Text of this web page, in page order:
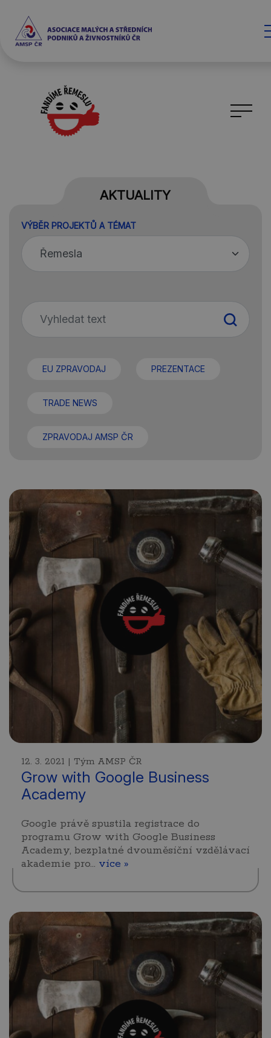
AKTUALITY
VÝBĚR PROJEKTŮ A TÉMAT
EU ZPRAVODAJ PREZENTACE
TRADE NEWS
ZPRAVODAJ AMSP ČR
12. 3. 2021 | Tým AMSP ČR
Grow with Google Business
Academy
Google právě spustila registrace do
programu Grow with Google Business
Academy, bezplatné dvouměsíční vzdělávací
akademie pro… více »